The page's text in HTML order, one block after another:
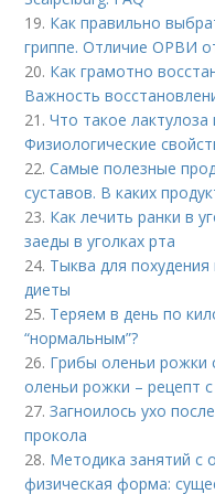
19. Как правильно
гриппе. Отличие ОРВИ
20. Как грамотно
Важность
21.Что такое лактулоза
Физиологические
22.Самые полезные
суставов. В каких
23. Как лечить ранки в
заеды в уголках рта
24. Тыква для
диеты
25. Теряем в день по
“нормальным”?
26. Грибы оленьи рожки
оленьи рожки – рецепт
27.Загноилось ухо
прокола
28. Методика занятий с
физическая форма: